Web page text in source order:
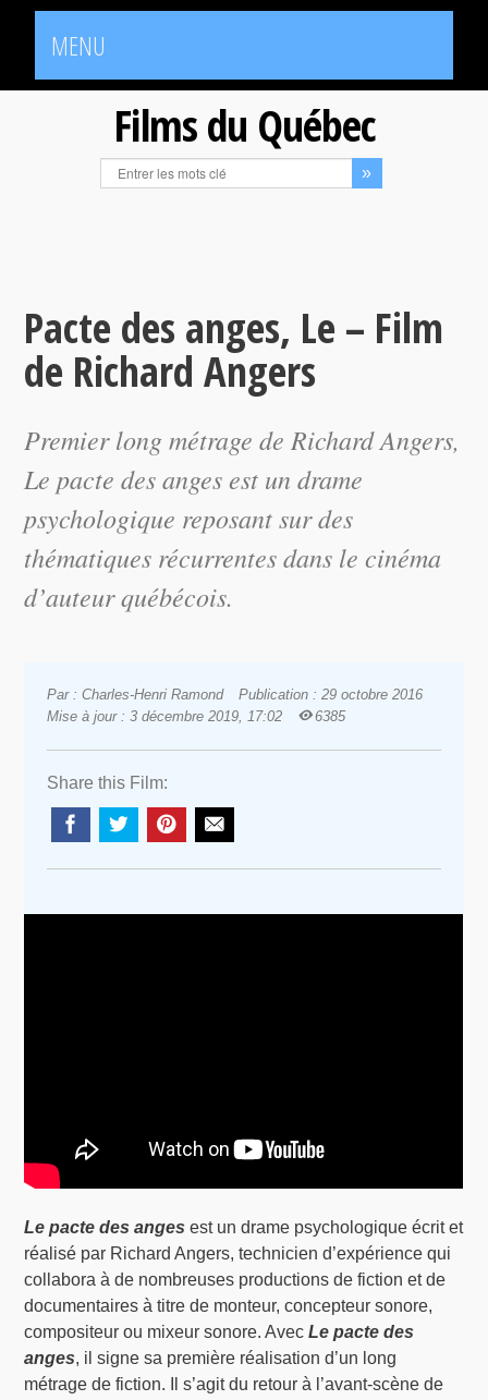
MENU
Films du Québec
Pacte des anges, Le – Film
de Richard Angers
Premier long métrage de Richard Angers,
Le pacte des angesest un drame
psychologique reposant sur des
thématiques récurrentes dans le cinéma
d’auteur québécois.
Par : Charles-Henri Ramond
Publication : 29 octobre 2016
Mise à jour : 3 décembre 2019, 17:02
6385
Share this Film:
Le pacte des anges est un drame psychologique écrit et
réalisé par Richard Angers, technicien d’expérience qui
collabora à de nombreuses productions de fiction et de
documentaires à titre de monteur, concepteur sonore,
compositeur ou mixeur sonore. AvecLe pacte des
anges, il signe sa première réalisation d’un long
métrage de fiction. Il s’agit du retour à l’avant-scène de